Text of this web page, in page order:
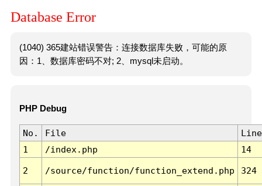
Database Error
(1040) 365建站错误警告：连接数据库失败，可能的原
因：1、数据库密码不对; 2、mysql未启动。
PHP Debug
No. File
Line
1
/index.php 14
2 /source/function/function_extend.php 324